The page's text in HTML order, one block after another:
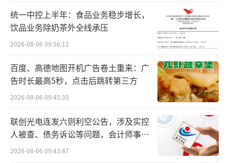
亏损，公司营收18.19亿元，同比下降18.9
9%；归母净利润亏损3.98亿元，同比暴跌474.
89%；扣非净利润为-6.23亿元，同比减少233.
97%。
毛利率同比下降12.72个百分点至49.3
2%，净利率由正转负至-21.90%。经营活动现
金流量净额为8975.40万元，同比下降74.7
2%，主要受产品销售收入下降影响，销售商品
收到的现金明显减少。
统一中控上半年：食品业务稳步增长，
饮品业务除奶茶外全线承压
2026-08-06 09:56:12
百度、高德地图开机广告卷土重来：广
告时长最高5秒，点击后跳转第三方
2026-08-06 09:45:35
联创光电连发六则利空公告，涉及实控
人被查、债务诉讼等问题，会计师事务
所曾出具“保留意见”
2026-08-06 09:43:47